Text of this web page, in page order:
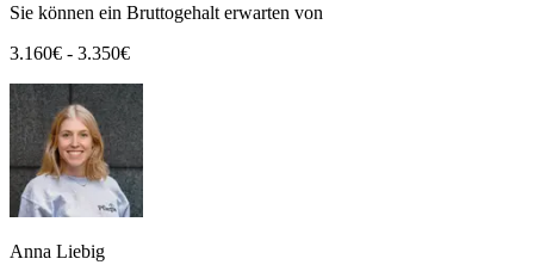
Sie können ein Bruttogehalt erwarten von
3.160€ - 3.350€
Anna Liebig